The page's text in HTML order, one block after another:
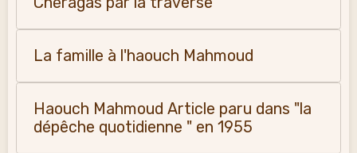
La famille à l'haouch Mahmoud
Haouch Mahmoud Article paru dans "la
dépêche quotidienne " en 1955